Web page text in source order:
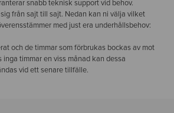
snabb teknisk support vid behov.
från sajt till sajt. Nedan kan ni välja vilket
med just era underhållsbehov:
och de timmar som förbrukas bockas av mot
timmar en viss månad kan dessa
vid ett senare tillfälle.